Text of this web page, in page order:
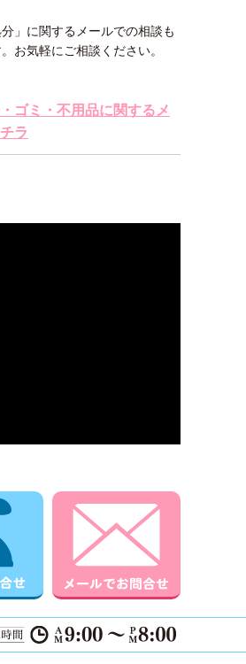
」に関するメールでの相談も
お気軽にご相談ください。
ゴミ・不用品に関するメ
ラ
電話でお問合せ